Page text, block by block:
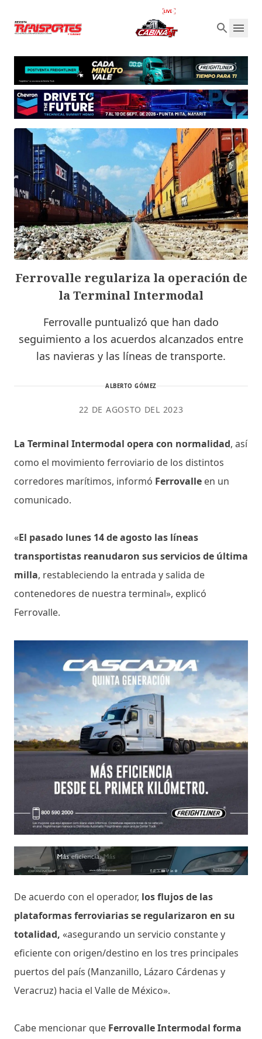
Ferrovalle regulariza la operación de
la Terminal Intermodal
Ferrovalle puntualizó que han dado
seguimiento a los acuerdos alcanzados entre
las navieras y las líneas de transporte.
ALBERTO GÓMEZ
22 DE AGOSTO DEL 2023
La Terminal Intermodal opera con normalidad, así
como el movimiento ferroviario de los distintos
corredores marítimos, informó Ferrovalle en un
comunicado.
«El pasado lunes 14 de agosto las líneas
transportistas reanudaron sus servicios de última
milla, restableciendo la entrada y salida de
contenedores de nuestra terminal», explicó
Ferrovalle.
De acuerdo con el operador, los flujos de las
plataformas ferroviarias se regularizaron en su
totalidad, «asegurando un servicio constante y
eficiente con origen/destino en los tres principales
puertos del país (Manzanillo, Lázaro Cárdenas y
Veracruz) hacia el Valle de México».
Cabe mencionar que Ferrovalle Intermodal forma